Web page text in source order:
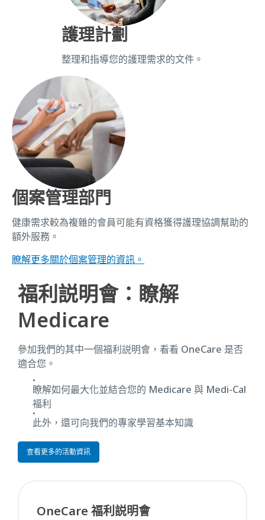
護理計劃
整理和指導您的護理需求的文件。
個案管理部門
健康需求較為複雜的會員可能有資格獲得護理協調幫助的
額外服務。
瞭解更多關於個案管理的資訊。
福利説明會：瞭解
Medicare
參加我們的其中一個福利説明會，看看 OneCare 是否
適合您。
瞭解如何最大化並結合您的 Medicare 與 Medi-Cal
福利
此外，還可向我們的專家學習基本知識
查看更多的活動資訊
OneCare 福利説明會